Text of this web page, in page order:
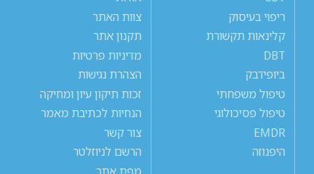
ריפוי בעיסוק
קלינאות תקשורת
DBT
ביופידבק
טיפול משפחתי
טיפול פסיכולוגי
EMDR
היפנוזה
צוות האתר
תקנון אתר
מדיניות פרטיות
הצהרת נגישות
זכות תיקון עיון ומחיקה
הנחיות לכתיבת מאמר
צור קשר
הרשם לניוזלטר
מפת אתר